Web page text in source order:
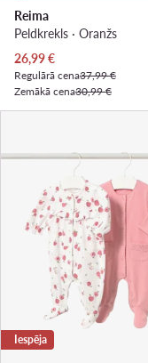
Reima
Peldkrekls · Oranžs
Pašreizējā cena
26,99€
Regulārā cena37,99 €
Zemākā cena30,99 €
Iespēja